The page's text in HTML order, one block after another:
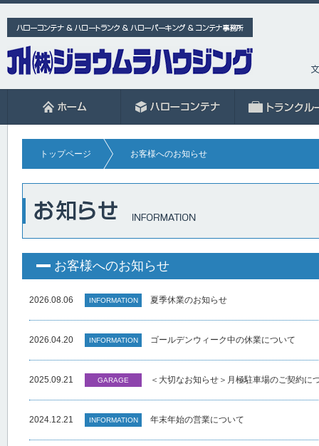
トップページ お客様へのお知らせ
お客様へのお知らせ
2026.08.06 INFORMATION 夏季休業のお知らせ
2026.04.20 INFORMATION ゴールデンウィーク中の休業について
2025.09.21 GARAGE ＜大切なお知らせ＞月極駐車場のご契約に
2024.12.21 INFORMATION 年末年始の営業について